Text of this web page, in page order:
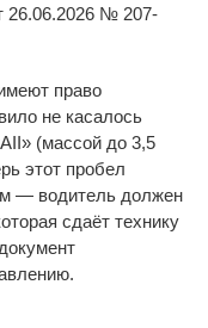
26.06.2026 № 207-
право
не касалось
AII» (массой до 3,5
этот пробел
— водитель должен
сдаёт технику